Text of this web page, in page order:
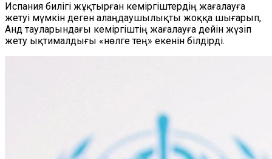
Испания билігі жұқтырған кеміргіштердің жағалауға
жетуі мүмкін деген алаңдаушылықты жоққа шығарып,
Анд тауларындағы кеміргіштің жағалауға дейін жүзіп
жету ықтималдығы «нөлге тең» екенін білдірді.